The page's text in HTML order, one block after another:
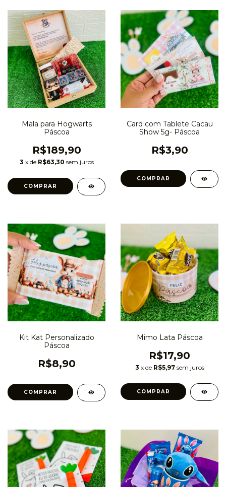
Mala para Hogwarts
Páscoa
R$189,90
3 x de R$63,30 sem juros
Card com Tablete Cacau
Show 5g- Páscoa
R$3,90
Kit Kat Personalizado
Páscoa
R$8,90
Mimo Lata Páscoa
R$17,90
3 x de R$5,97 sem juros